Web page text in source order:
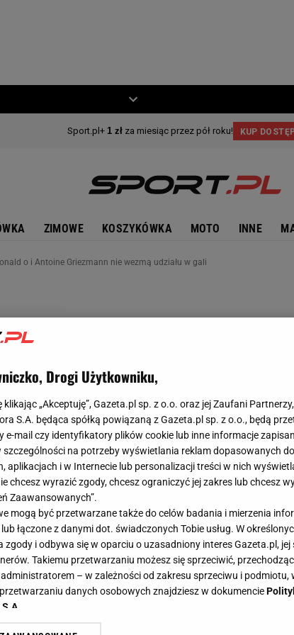
ZIMOWE KOSZYKÓWKA MOTO INNE
o i Antoine Griezmann nie wezmą udziału w gali
Drogi Użytkowniku,
klikając „Akceptuję”, Gazeta.pl sp. z o.o. oraz jej Zaufani
S.A. będąca spółką powiązaną z Gazeta.pl sp. z o.o., będą
e-mail czy identyfikatory plików cookie lub inne informacje
na potrzeby wyświetlania reklam dopasowanych
aplikacjach i w Internecie lub personalizacji treści w nich
chcesz wyrazić zgody, chcesz ograniczyć jej zakres lub chcesz
Zaawansowanych”.
mogą być przetwarzane także do celów badania i mierzenia
łączone z danymi dot. świadczonych Tobie usług. W
zgody i odbywa się w oparciu o uzasadniony interes Gazeta.pl, jej
Takiemu przetwarzaniu możesz się sprzeciwić,
– w zależności od zakresu sprzeciwu i podmiotu,
danych osobowych znajdziesz w dokumencie